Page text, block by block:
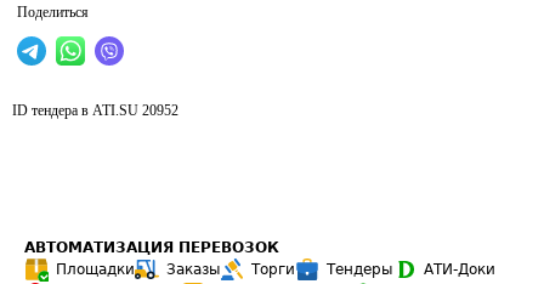
Поделиться
ID тендера в ATI.SU 20952
АВТОМАТИЗАЦИЯ ПЕРЕВОЗОК
Площадки
Заказы Торги Тендеры
АТИ-Доки